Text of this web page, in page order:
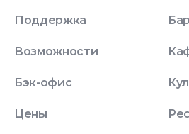
Поддержка
Возможности
Бэк-офис
Цены
Бар